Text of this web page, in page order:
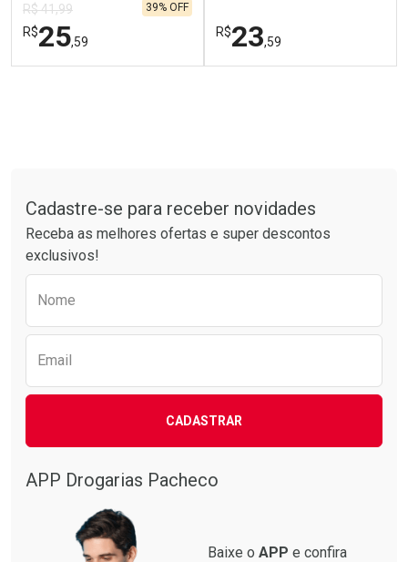
Ver Desconto Convênio
R$ 41,99
R$25,59
39% OFF
Comprar sem Desconto
Por R$ 25,59/cada
Comprar sem Desconto
Por R$ 25,59/cada
R$23,59
Comprar sem Desconto
Comprar sem Desconto
Cadastre-se para receber novidades
Receba as melhores ofertas e super descontos
exclusivos!
Nome
Email
CADASTRAR
APP Drogarias Pacheco
Baixe o APP e confira